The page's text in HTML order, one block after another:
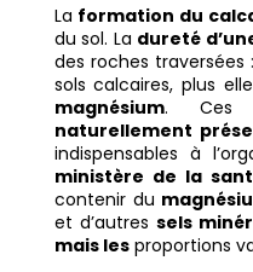
La formation du
du sol. La dureté
des roches traversées
sols calcaires, plus
magnésium. Ces
naturellement
indispensables à
ministère de la
contenir du
et d’autressels
mais lesproportions